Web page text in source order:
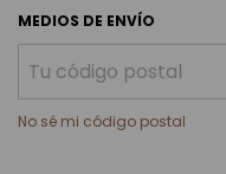
MEDIOS DE ENVÍO
No sé mi código postal